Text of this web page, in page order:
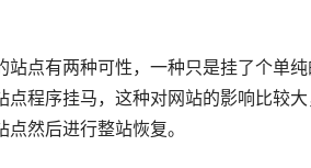
站点有两种可性，一种只是挂了个单
点程序挂马，这种对网站的影响比较
点然后进行整站恢复。